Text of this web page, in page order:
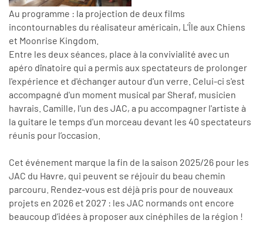
Au programme : la projection de deux films
incontournables du réalisateur américain, L'Île aux Chiens
et Moonrise Kingdom.
Entre les deux séances, place à la convivialité avec un
apéro dînatoire qui a permis aux spectateurs de prolonger
l'expérience et d'échanger autour d'un verre. Celui-ci s'est
accompagné d'un moment musical par Sheraf, musicien
havrais. Camille, l'un des JAC, a pu accompagner l'artiste à
la guitare le temps d'un morceau devant les 40 spectateurs
réunis pour l’occasion.
Cet événement marque la fin de la saison 2025/26 pour les
JAC du Havre, qui peuvent se réjouir du beau chemin
parcouru. Rendez-vous est déjà pris pour de nouveaux
projets en 2026 et 2027 : les JAC normands ont encore
beaucoup d’idées à proposer aux cinéphiles de la région !